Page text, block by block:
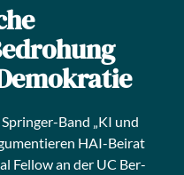
Band „KI und
HAI-Bei­rat
Fel­low an der UC Ber­